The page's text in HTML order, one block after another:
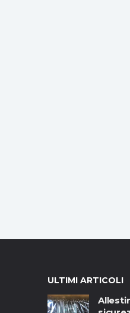
ULTIMI ARTICOLI